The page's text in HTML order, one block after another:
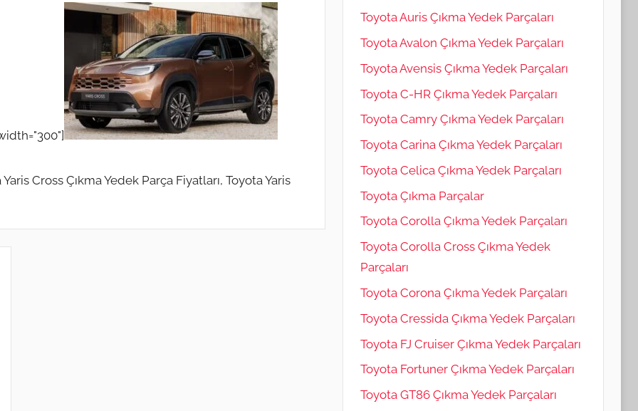
Cross Çıkma Yedek Parça Fiyatları, Toyota Yaris
Toyota Auris Çıkma Yedek Parçaları
Toyota Avalon Çıkma Yedek Parçaları
Toyota Avensis Çıkma Yedek Parçaları
Toyota C-HR Çıkma Yedek Parçaları
Toyota Camry Çıkma Yedek Parçaları
Toyota Carina Çıkma Yedek Parçaları
Toyota Celica Çıkma Yedek Parçaları
Toyota Çıkma Parçalar
Toyota Corolla Çıkma Yedek Parçaları
Toyota Corolla Cross Çıkma Yedek
Parçaları
Toyota Corona Çıkma Yedek Parçaları
Toyota Cressida Çıkma Yedek Parçaları
Toyota FJ Cruiser Çıkma Yedek Parçaları
Toyota Fortuner Çıkma Yedek Parçaları
Toyota GT86 Çıkma Yedek Parçaları